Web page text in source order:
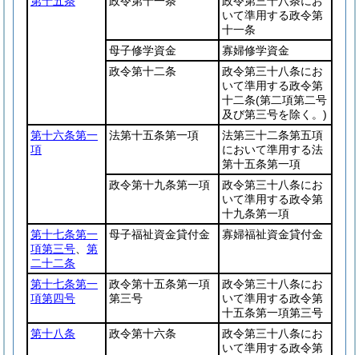
いて準用する政令第
十一条
母子修学資金
寡婦修学資金
政令第十二条
政令第三十八条にお
いて準用する政令第
十二条(第二項第二号
及び第三号を除く。)
第十六条第一
項
法第十五条第一項
法第三十二条第五項
において準用する法
第十五条第一項
政令第十九条第一項
政令第三十八条にお
いて準用する政令第
十九条第一項
第十七条第一
項第三号
第
二十二条
母子福祉資金貸付金 寡婦福祉資金貸付金
第十七条第一
項第四号
政令第十五条第一項
第三号
政令第三十八条にお
いて準用する政令第
十五条第一項第三号
第十八条
政令第十六条
政令第三十八条にお
いて準用する政令第